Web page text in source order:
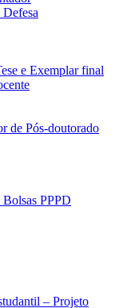
e Exemplar final
de Pós-doutorado
PPPD
– Projeto